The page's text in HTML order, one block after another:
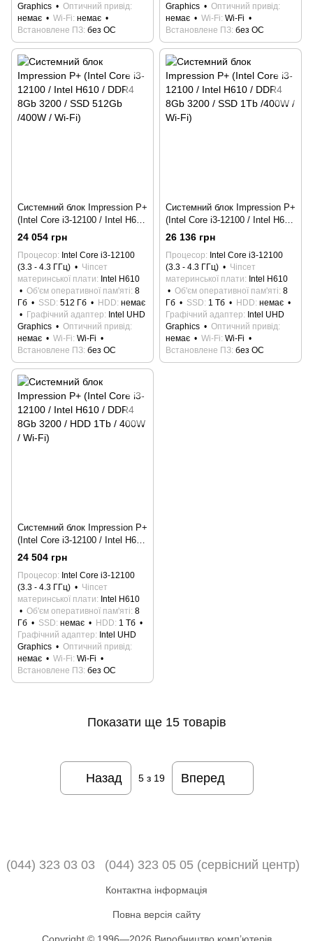
Graphics
Оптичний привід
немає
Wi-Fi немає
Встановлене ПЗ без ОС
Graphics
Оптичний привід
немає
Wi-Fi Wi-Fi
Встановлене ПЗ без ОС
Системний блок Impression P+
(Intel Core i3-12100 / Intel H610
/ DDR4 8Gb 3200 / SSD 512Gb
/400W / Wi-Fi)
24 054 грн
Процесор
Intel Core i3-12100
(3.3 - 4.3 ГГц)
Чіпсет
материнської плати
Intel H610
Об'єм оперативної пам'яті 8
Гб
SSD 512 Гб HDD немає
Графічний адаптер
Intel UHD
Graphics
Оптичний привід
немає
Wi-Fi Wi-Fi
Встановлене ПЗ без ОС
Системний блок Impression P+
(Intel Core i3-12100 / Intel H610
/ DDR4 8Gb 3200 / SSD 1Tb
/400W / Wi-Fi)
26 136 грн
Процесор
Intel Core i3-12100
(3.3 - 4.3 ГГц)
Чіпсет
материнської плати
Intel H610
Об'єм оперативної пам'яті 8
Гб
SSD 1 Тб HDD немає
Графічний адаптер
Intel UHD
Graphics
Оптичний привід
немає
Wi-Fi Wi-Fi
Встановлене ПЗ без ОС
Системний блок Impression P+
(Intel Core i3-12100 / Intel H610
/ DDR4 8Gb 3200 / HDD 1Tb /
400W / Wi-Fi)
24 504 грн
Процесор
Intel Core i3-12100
(3.3 - 4.3 ГГц)
Чіпсет
материнської плати
Intel H610
Об'єм оперативної пам'яті 8
Гб
SSD немає HDD 1 Тб
Графічний адаптер
Intel UHD
Graphics
Оптичний привід
немає
Wi-Fi Wi-Fi
Встановлене ПЗ без ОС
Показати ще 15 товарів
Назад 5з 19 Вперед
(044) 323 03 03 (044) 323 05 05 (сервісний центр)
Контактна інформація
Повна версія сайту